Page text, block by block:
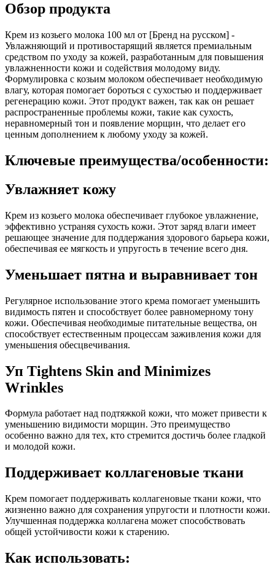
Обзор продукта
Крем из козьего молока 100 мл от [Бренд на русском] -
Увлажняющий и противостарящий является премиальным
средством по уходу за кожей, разработанным для повышения
увлажненности кожи и содействия молодому виду.
Формулировка с козьим молоком обеспечивает необходимую
влагу, которая помогает бороться с сухостью и поддерживает
регенерацию кожи. Этот продукт важен, так как он решает
распространенные проблемы кожи, такие как сухость,
неравномерный тон и появление морщин, что делает его
ценным дополнением к любому уходу за кожей.
Ключевые преимущества/особенности:
Увлажняет кожу
Крем из козьего молока обеспечивает глубокое увлажнение,
эффективно устраняя сухость кожи. Этот заряд влаги имеет
решающее значение для поддержания здорового барьера кожи,
обеспечивая ее мягкость и упругость в течение всего дня.
Уменьшает пятна и выравнивает тон
Регулярное использование этого крема помогает уменьшить
видимость пятен и способствует более равномерному тону
кожи. Обеспечивая необходимые питательные вещества, он
способствует естественным процессам заживления кожи для
уменьшения обесцвечивания.
Уп Tightens Skin and Minimizes
Wrinkles
Формула работает над подтяжкой кожи, что может привести к
уменьшению видимости морщин. Это преимущество
особенно важно для тех, кто стремится достичь более гладкой
и молодой кожи.
Поддерживает коллагеновые ткани
Крем помогает поддерживать коллагеновые ткани кожи, что
жизненно важно для сохранения упругости и плотности кожи.
Улучшенная поддержка коллагена может способствовать
общей устойчивости кожи к старению.
Как использовать: